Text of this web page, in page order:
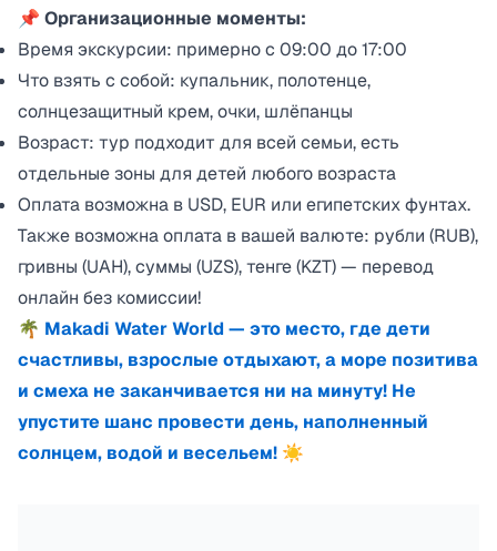
📌 Организационные моменты:
Время экскурсии: примерно с 09:00 до 17:00
Что взять с собой: купальник, полотенце,
солнцезащитный крем, очки, шлёпанцы
Возраст: тур подходит для всей семьи, есть
отдельные зоны для детей любого возраста
Оплата возможна в USD, EUR или египетских фунтах.
Также возможна оплата в вашей валюте: рубли (RUB),
гривны (UAH), суммы (UZS), тенге (KZT) — перевод
онлайн без комиссии!
🌴 Makadi Water World — это место, где дети
счастливы, взрослые отдыхают, а море позитива
и смеха не заканчивается ни на минуту! Не
упустите шанс провести день, наполненный
солнцем, водой и весельем! ☀️